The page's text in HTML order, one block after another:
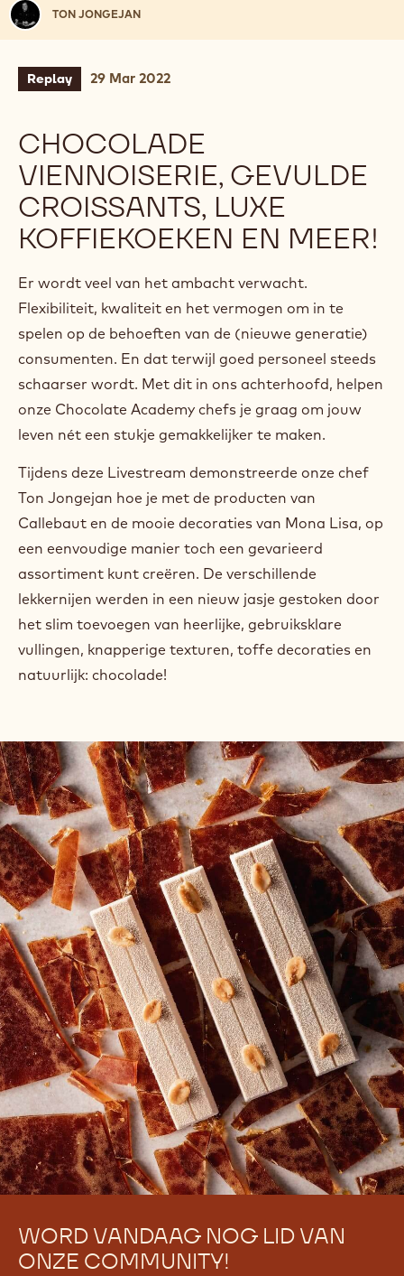
e
o
:
Ton
Jongejan
TON JONGEJAN
Replay 29 Mar 2022
CHOCOLADE
VIENNOISERIE, GEVULDE
CROISSANTS, LUXE
KOFFIEKOEKEN EN MEER!
Er wordt veel van het ambacht verwacht.
Flexibiliteit, kwaliteit en het vermogen om in te
spelen op de behoeften van de (nieuwe generatie)
consumenten. En dat terwijl goed personeel steeds
schaarser wordt. Met dit in ons achterhoofd, helpen
onze Chocolate Academy chefs je graag om jouw
leven nét een stukje gemakkelijker te maken.
Tijdens deze Livestream demonstreerde onze chef
Ton Jongejan hoe je met de producten van
Callebaut en de mooie decoraties van Mona Lisa, op
een eenvoudige manier toch een gevarieerd
assortiment kunt creëren. De verschillende
lekkernijen werden in een nieuw jasje gestoken door
het slim toevoegen van heerlijke, gebruiksklare
vullingen, knapperige texturen, toffe decoraties en
natuurlijk: chocolade!
WORD VANDAAG NOG LID VAN
ONZE COMMUNITY!